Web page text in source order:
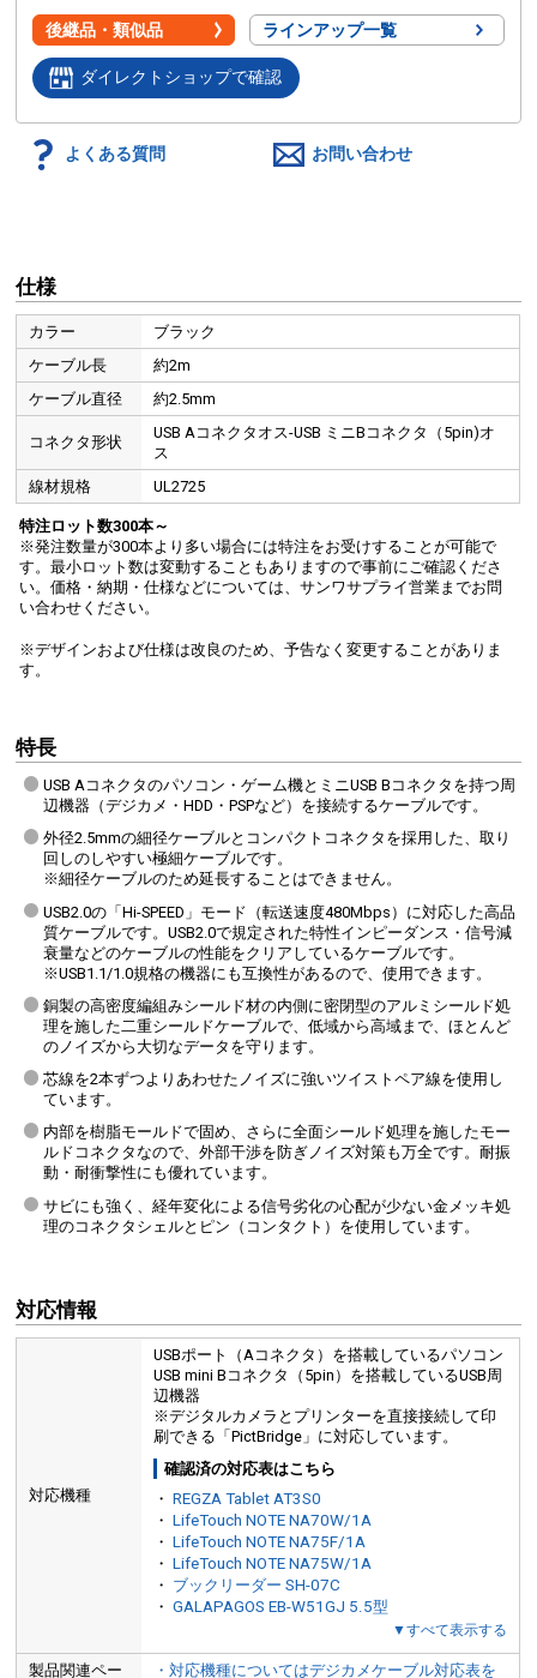
後継品・類似品 ラインアップ一覧
ダイレクトショップで確認
よくある質問 お問い合わせ
仕様
カラー
ブラック
ケーブル長
約2m
ケーブル直径
約2.5mm
コネクタ形状
USB Aコネクタオス-USB ミニBコネクタ（5pin)オ
ス
線材規格
UL2725
特注ロット数300本～
※発注数量が300本より多い場合には特注をお受けすることが可能で
す。最小ロット数は変動することもありますので事前にご確認くださ
い。価格・納期・仕様などについては、サンワサプライ営業までお問
い合わせください。
※デザインおよび仕様は改良のため、予告なく変更することがありま
す。
特長
USB Aコネクタのパソコン・ゲーム機とミニUSB Bコネクタを持つ周
辺機器（デジカメ・HDD・PSPなど）を接続するケーブルです。
外径2.5mmの細径ケーブルとコンパクトコネクタを採用した、取り
回しのしやすい極細ケーブルです。
※細径ケーブルのため延長することはできません。
USB2.0の「Hi-SPEED」モード（転送速度480Mbps）に対応した高品
質ケーブルです。USB2.0で規定された特性インピーダンス・信号減
衰量などのケーブルの性能をクリアしているケーブルです。
※USB1.1/1.0規格の機器にも互換性があるので、使用できます。
銅製の高密度編組みシールド材の内側に密閉型のアルミシールド処
理を施した二重シールドケーブルで、低域から高域まで、ほとんど
のノイズから大切なデータを守ります。
芯線を2本ずつよりあわせたノイズに強いツイストペア線を使用し
ています。
内部を樹脂モールドで固め、さらに全面シールド処理を施したモー
ルドコネクタなので、外部干渉を防ぎノイズ対策も万全です。耐振
動・耐衝撃性にも優れています。
サビにも強く、経年変化による信号劣化の心配が少ない金メッキ処
理のコネクタシェルとピン（コンタクト）を使用しています。
対応情報
対応機種
USBポート（Aコネクタ）を搭載しているパソコン
USB mini Bコネクタ（5pin）を搭載しているUSB周
辺機器
※デジタルカメラとプリンターを直接接続して印
刷できる「PictBridge」に対応しています。
確認済の対応表はこちら
・REGZA Tablet AT3S0
・LifeTouch NOTE NA70W/1A
・LifeTouch NOTE NA75F/1A
・LifeTouch NOTE NA75W/1A
・ ブックリーダー SH-07C
・GALAPAGOS EB-W51GJ 5.5型
▼すべて表示する
製品関連ペー ・対応機種についてはデジカメケーブル対応表を